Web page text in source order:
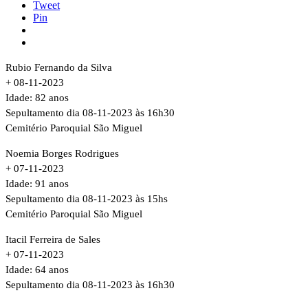
Tweet
Pin
Rubio Fernando da Silva
+ 08-11-2023
Idade: 82 anos
Sepultamento dia 08-11-2023 às 16h30
Cemitério Paroquial São Miguel
Noemia Borges Rodrigues
+ 07-11-2023
Idade: 91 anos
Sepultamento dia 08-11-2023 às 15hs
Cemitério Paroquial São Miguel
Itacil Ferreira de Sales
+ 07-11-2023
Idade: 64 anos
Sepultamento dia 08-11-2023 às 16h30